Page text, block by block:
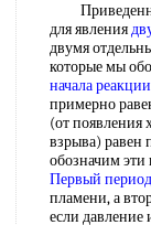
для явления
двумя
которые мы
начала реакции
примерно
(от появления
взрыва) равен
обозначим эти
Первый период
пламени, а
если давление